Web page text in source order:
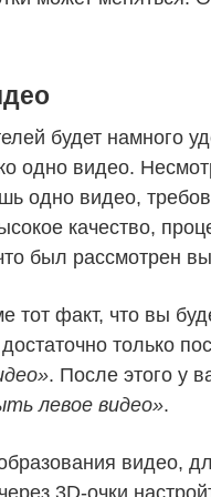
будет намного
одно видео.
одно видео,
качество,
был рассмотрен
тот факт, что вы
только
. После этого у
левое видео».
видео,
3D-очки